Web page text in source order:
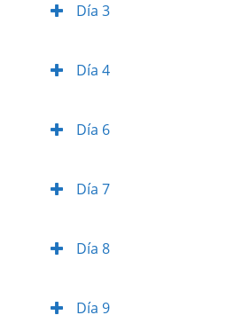
Día 3
Día 4
Día 6
Día 7
Día 8
Día 9